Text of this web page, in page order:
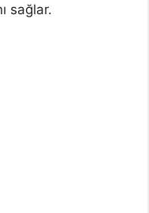
sağlar.